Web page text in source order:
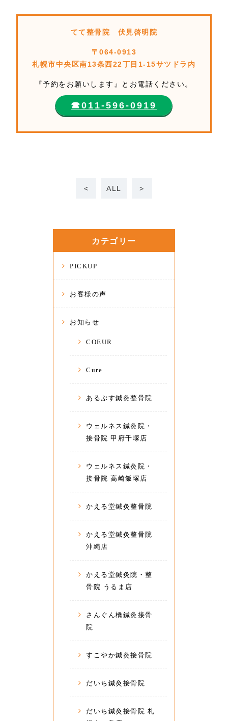
てて整骨院 伏見啓明院
〒064-0913
札幌市中央区南13条西22丁目1-15サツドラ内
『予約をお願いします』とお電話ください。
☎︎011-596-0919
< ALL >
カテゴリー
PICKUP
お客様の声
お知らせ
COEUR
Cure
あるぷす鍼灸整骨院
ウェルネス鍼灸院・
接骨院 甲府千塚店
ウェルネス鍼灸院・
接骨院 高崎飯塚店
かえる堂鍼灸整骨院
かえる堂鍼灸整骨院
沖縄店
かえる堂鍼灸院・整
骨院 うるま店
さんぐん橋鍼灸接骨
院
すこやか鍼灸接骨院
だいち鍼灸接骨院
だいち鍼灸接骨院 札